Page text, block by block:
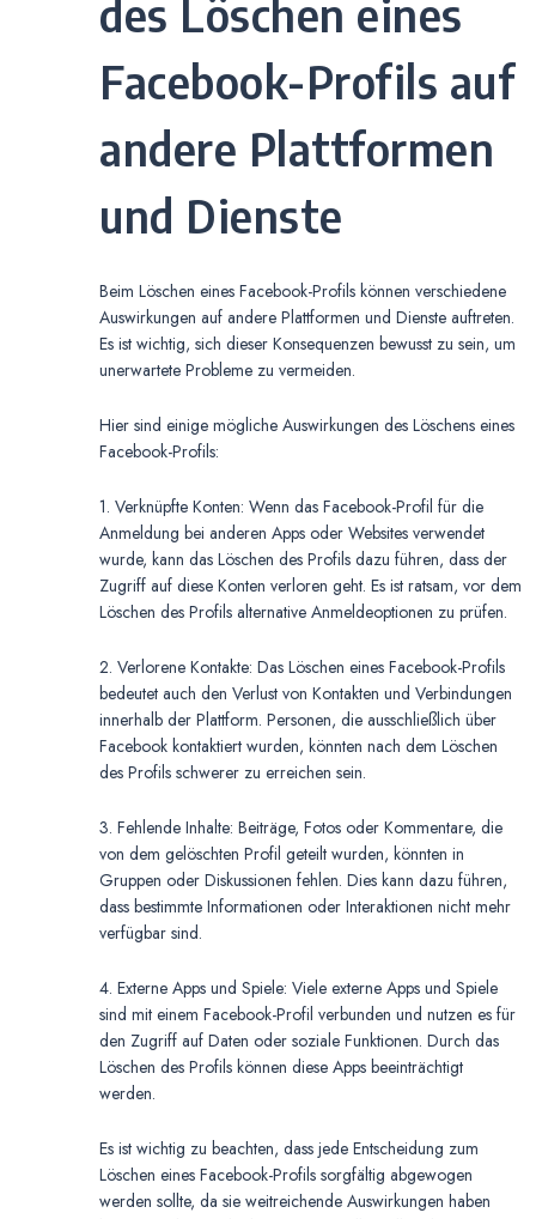
des Löschen eines
Facebook-Profils auf
andere Plattformen
und Dienste
Beim Löschen eines Facebook-Profils können verschiedene
Auswirkungen auf andere Plattformen und Dienste auftreten.
Es ist wichtig, sich dieser Konsequenzen bewusst zu sein, um
unerwartete Probleme zu vermeiden.
Hier sind einige mögliche Auswirkungen des Löschens eines
Facebook-Profils:
1. Verknüpfte Konten: Wenn das Facebook-Profil für die
Anmeldung bei anderen Apps oder Websites verwendet
wurde, kann das Löschen des Profils dazu führen, dass der
Zugriff auf diese Konten verloren geht. Es ist ratsam, vor dem
Löschen des Profils alternative Anmeldeoptionen zu prüfen.
2. Verlorene Kontakte: Das Löschen eines Facebook-Profils
bedeutet auch den Verlust von Kontakten und Verbindungen
innerhalb der Plattform. Personen, die ausschließlich über
Facebook kontaktiert wurden, könnten nach dem Löschen
des Profils schwerer zu erreichen sein.
3. Fehlende Inhalte: Beiträge, Fotos oder Kommentare, die
von dem gelöschten Profil geteilt wurden, könnten in
Gruppen oder Diskussionen fehlen. Dies kann dazu führen,
dass bestimmte Informationen oder Interaktionen nicht mehr
verfügbar sind.
4. Externe Apps und Spiele: Viele externe Apps und Spiele
sind mit einem Facebook-Profil verbunden und nutzen es für
den Zugriff auf Daten oder soziale Funktionen. Durch das
Löschen des Profils können diese Apps beeinträchtigt
werden.
Es ist wichtig zu beachten, dass jede Entscheidung zum
Löschen eines Facebook-Profils sorgfältig abgewogen
werden sollte, da sie weitreichende Auswirkungen haben